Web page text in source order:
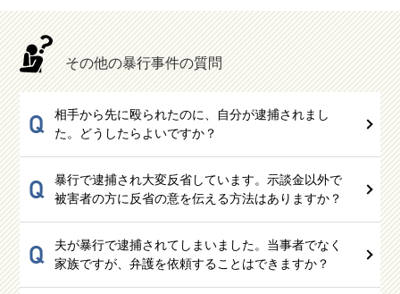
その他の暴行事件の質問
Q
相手から先に殴られたのに、自分が逮捕されまし
た。どうしたらよいですか？
Q
暴行で逮捕され大変反省しています。示談金以外で
被害者の方に反省の意を伝える方法はありますか？
Q
夫が暴行で逮捕されてしまいました。当事者でなく
家族ですが、弁護を依頼することはできますか？